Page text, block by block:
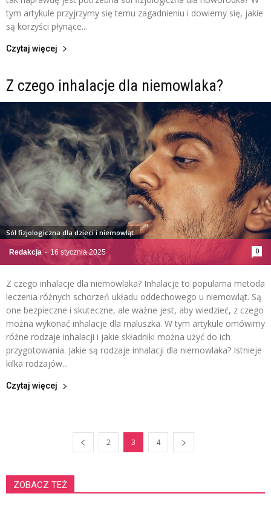
tym artykule przyjrzymy się temu zagadnieniu i dowiemy się, jakie
są korzyści płynące...
Czytaj więcej
Z czego inhalacje dla niemowlaka?
Redakcja - 16 stycznia 2025 0
Sól fizjologiczna dla dzieci i niemowląt
Z czego inhalacje dla niemowlaka? Inhalacje to popularna metoda
leczenia różnych schorzeń układu oddechowego u niemowląt. Są
one bezpieczne i skuteczne, ale ważne jest, aby wiedzieć, z czego
można wykonać inhalacje dla maluszka. W tym artykule omówimy
różne rodzaje inhalacji i jakie składniki można użyć do ich
przygotowania. Jakie są rodzaje inhalacji dla niemowlaka? Istnieje
kilka rodzajów...
Czytaj więcej
2 3 4
ZOBACZ TEŻ